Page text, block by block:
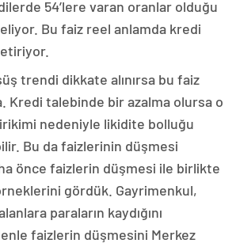
54’lere varan oranlar olduğu
Bu faiz reel anlamda kredi
trendi dikkate alınırsa bu faiz
Kredi talebinde bir azalma olursa o
nedeniyle likidite bolluğu
Bu da faizlerinin düşmesi
önce faizlerin düşmesi ile birlikte
gördük. Gayrimenkul,
paraların kaydığını
faizlerin düşmesini Merkez